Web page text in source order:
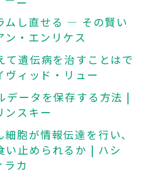
ムし直せる — その賢い
・エンリケス
て遺伝病を治すことはで
ヴィッド・リュー
データを保存する方法 |
ンスキー
胞が情報伝達を行い、
い止められるか | ハシ
ラカ